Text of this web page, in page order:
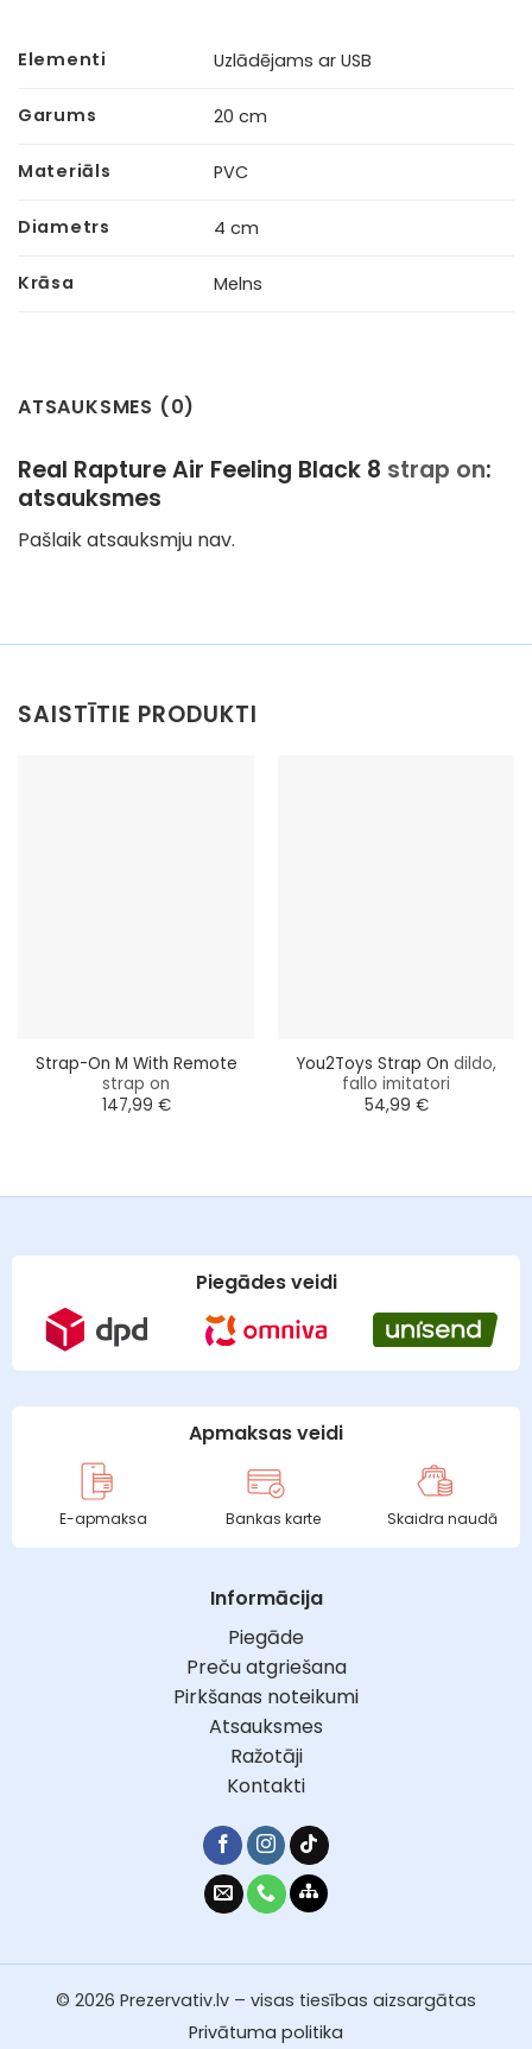
Elementi Uzlādējams ar USB
Garums 20 cm
Materiāls PVC
Diametrs 4 cm
Krāsa Melns
ATSAUKSMES (0)
Real Rapture Air Feeling Black 8 strap on:
atsauksmes
Pašlaik atsauksmju nav.
SAISTĪTIE PRODUKTI
Strap-On M With Remote
strap on
147,99 €
You2Toys Strap On dildo,
fallo imitatori
54,99 €
Piegādes veidi
Apmaksas veidi
E-apmaksa Bankas karte Skaidra naudā
Informācija
Piegāde
Preču atgriešana
Pirkšanas noteikumi
Atsauksmes
Ražotāji
Kontakti
© 2026 Prezervativ.lv – visas tiesības aizsargātas
Privātuma politika